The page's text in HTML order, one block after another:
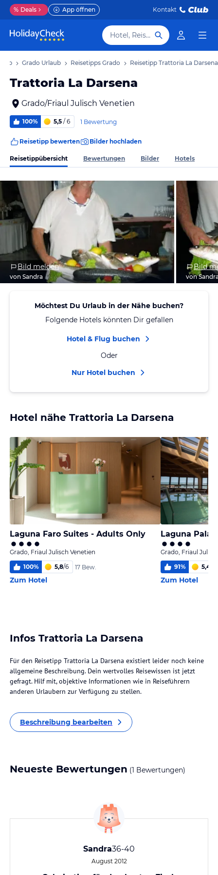
% Deals App öffnen Kontakt
Hotel, Reiseziel
Grado Urlaub Reisetipps Grado Reisetipp Trattoria La Darsena
Trattoria La Darsena
Grado/Friaul Julisch Venetien
100% 5,5 / 6 1 Bewertung
Reisetipp bewerten Bilder hochladen
Reisetippübersicht Bewertungen Bilder Hotels
Bild melden
von Sandra
Bild
von
Möchtest Du Urlaub in der Nähe buchen?
Folgende Hotels könnten Dir gefallen
Hotel & Flug buchen
Oder
Nur Hotel buchen
Hotel nähe Trattoria La Darsena
Laguna Faro Suites - Adults Only
Grado, Friaul Julisch Venetien
100% 5,8/6 17 Bew.
Zum Hotel
Laguna
Grado, Friaul
91% 5,4
Zum Hotel
Infos Trattoria La Darsena
Für den Reisetipp Trattoria La Darsena existiert leider noch keine
allgemeine Beschreibung. Dein wertvolles Reisewissen ist jetzt
gefragt. Hilf mit, objektive Informationen wie in Reiseführern
anderen Urlaubern zur Verfügung zu stellen.
Beschreibung bearbeiten
Neueste Bewertungen (1 Bewertungen)
Sandra36-40
August 2012